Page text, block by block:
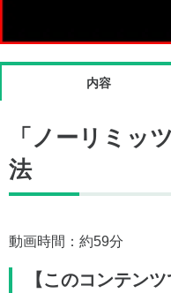
内容
「ノーリミッ
法
動画時間：約59分
【このコンテン